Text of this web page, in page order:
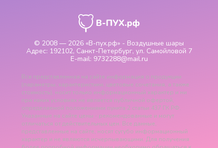
© 2008 — 2026 «В-пух.рф» - Воздушные шары
Адрес: 192102, Санкт-Петербург, ул. Самойловой 7
E-mail: 9732288@mail.ru
Вся представленная на сайте информация о продукции
(параметры, характеристики, цветовые сочетания, а также
стоимость), носит только информационный характер и ни
при каких условиях не является публичной офертой,
определяемой положениями пункта 2 статьи 437 ГК РФ.
Указанные на сайте цены - рекомендованные и могут
отличаться от действительных цен. Все данные,
представленные на сайте, носят сугубо информационный
характер и не являются исчерпывающими. Для получения